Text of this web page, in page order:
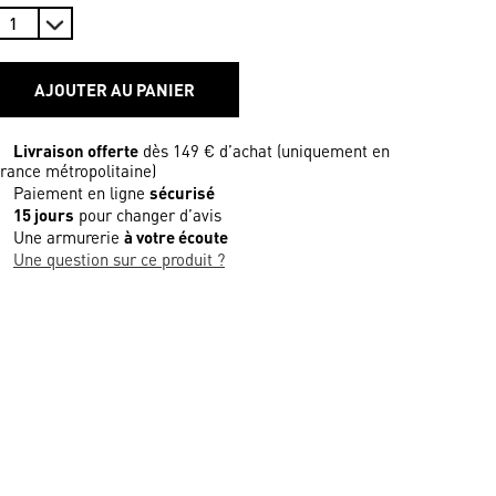
AJOUTER AU PANIER
Livraison offerte dès 149 € d’achat (uniquement en
métropolitaine)
Paiement en ligne sécurisé
15 jours pour changer d’avis
Une armurerie à votre écoute
Une question sur ce produit ?